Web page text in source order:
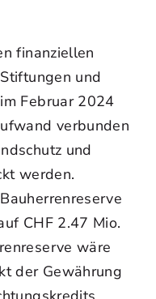
finanziellen
und
Februar 2024
verbunden
und
werden.
CHF 2.47 Mio.
wäre
der Gewährung